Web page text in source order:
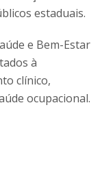
estaduais.
e Bem-Estar
à
clínico,
ocupacional.